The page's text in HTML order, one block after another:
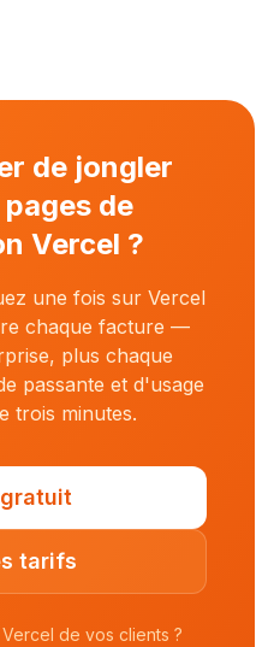
de jongler
de
Vercel ?
une fois sur Vercel
chaque facture —
plus chaque
passante et d'usage
trois minutes.
tarifs
de vos clients ?